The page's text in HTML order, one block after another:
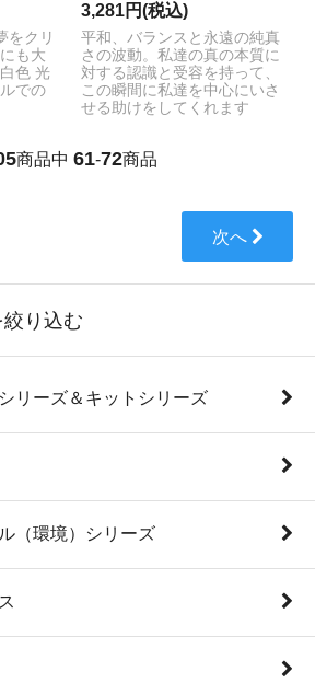
をクリ
も大
色 光
での
3,281円(税込)
平和、バランスと永遠の純真
さの波動。私達の真の本質に
対する認識と受容を持って、
この瞬間に私達を中心にいさ
せる助けをしてくれます
商品中 61-72商品
次へ
り込む
リーズ＆キットシリーズ
（環境）シリーズ